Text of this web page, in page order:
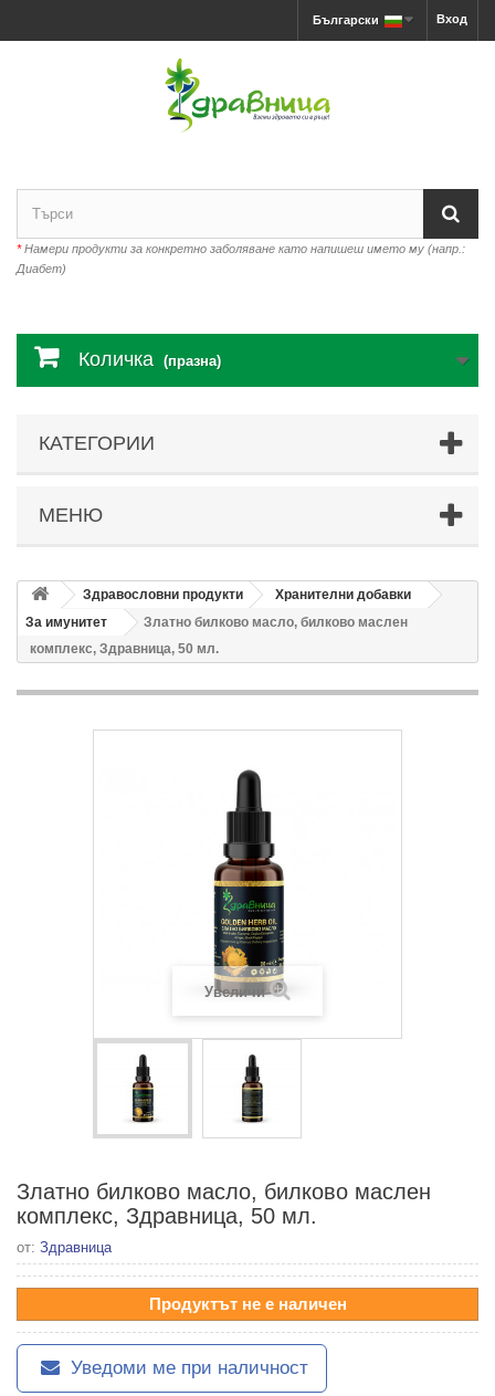
Вход
Български
*Намери продукти за конкретно заболяване като напишеш името му (напр.:
Диабет)
Количка (празна)
КАТЕГОРИИ
МЕНЮ
Здравословни продукти
Хранителни добавки
За имунитет
Златно билково масло, билково маслен
комплекс, Здравница, 50 мл.
Увеличи
Златно билково масло, билково маслен
комплекс, Здравница, 50 мл.
от: Здравница
Продуктът не е наличен
Уведоми ме при наличност